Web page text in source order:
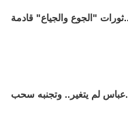
قادمة...
سحب...